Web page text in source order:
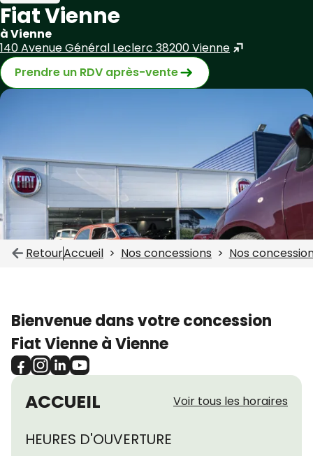
Fiat Vienne
à Vienne
140 Avenue Général Leclerc 38200 Vienne
Prendre un RDV après-vente
RetourAccueil Nos concessions Nos
Bienvenue dans votre concession
Fiat Vienne à Vienne
ACCUEIL Voir tous les horaires
HEURES D'OUVERTURE